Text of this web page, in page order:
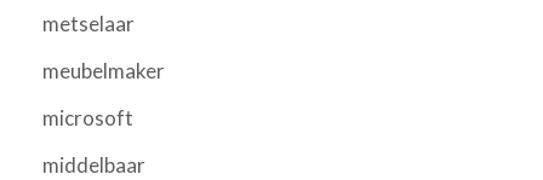
metselaar
meubelmaker
microsoft
middelbaar